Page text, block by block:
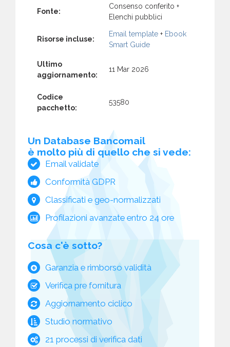
Fonte:
Consenso conferito +
Elenchi pubblici
Risorse incluse:
Email template + Ebook
Smart Guide
Ultimo
aggiornamento:
11 Mar 2026
Codice
pacchetto:
53580
Un Database Bancomail
è molto più di quello che si vede:
Email validate
Conformità GDPR
Classificati e geo-normalizzati
Profilazioni avanzate entro 24 ore
Cosa c'è sotto?
Garanzia e rimborso validità
Verifica pre fornitura
Aggiornamento ciclico
Studio normativo
21 processi di verifica dati